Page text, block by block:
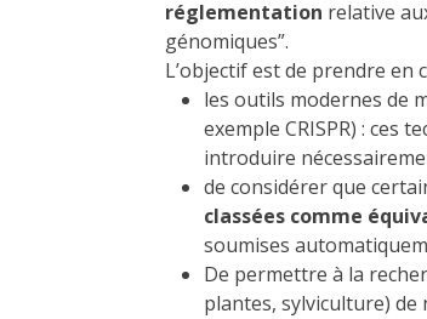
réglementation relative
génomiques”.
L’objectif est de prendre en
les outils modernes de
exemple CRISPR) : ces
introduire
de considérer que
classées comme
soumises
De permettre à la
plantes, sylviculture)